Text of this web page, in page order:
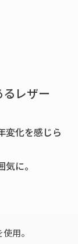
レザー
変化を感じら
に。
用。